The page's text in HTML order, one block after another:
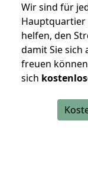
Wir sind für
Hauptquartier
helfen, den
damit Sie sich
freuen
sich